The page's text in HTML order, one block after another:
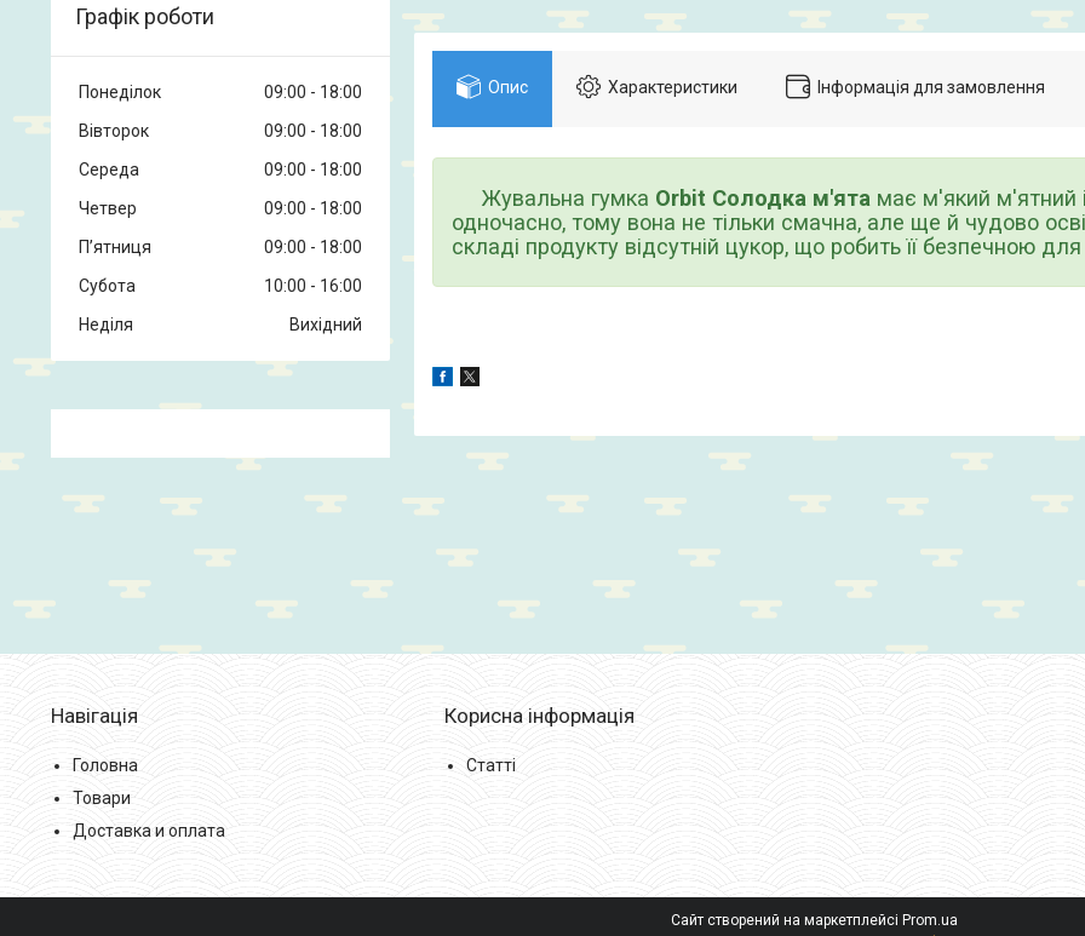
Опис Характеристики Інформація для замовлення
Жувальна гумка Orbit Солодка м'ята має м'який м'ятний
одночасно, тому вона не тільки смачна, але ще й чудово
складі продукту відсутній цукор, що робить її безпечною для
Графік роботи
Понеділок 09:00
18:00
Вівторок
09:00
18:00
Середа
09:00
18:00
Четвер
09:00
18:00
Пʼятниця
09:00
18:00
Субота
10:00
16:00
Неділя
Вихідний
Навігація
Головна
Товари
Доставка и оплата
Корисна інформація
Статті
Сайт створений на маркетплейсі Prom.ua